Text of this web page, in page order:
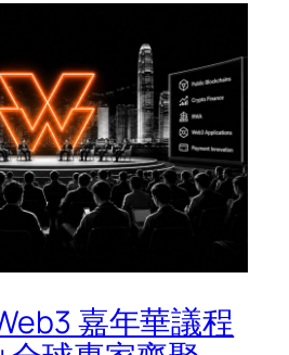
嘉年華議程